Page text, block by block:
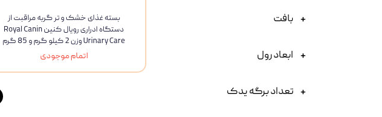
بسته غذای خشک و تر گربه مراقبت از
دستگاه ادراری رویال کنین Royal Canin
Urinary Care وزن 2 کیلو گرم و 85 گرم
اتمام موجودی
بافت
ابعاد رول
تعداد برگه یدک